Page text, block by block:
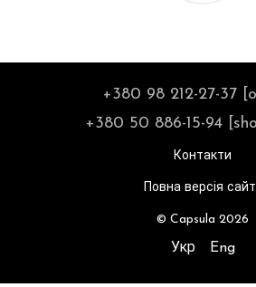
+380 98 212-27-37
+380 50 886-15-94
Контакти
Повна версія
© Capsula 2026
Укр Eng